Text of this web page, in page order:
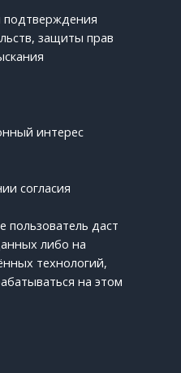
подтверждения
защиты прав
интерес
согласия
пользователь даст
либо на
технологий,
на этом